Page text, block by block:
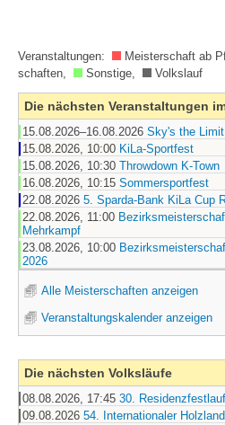
Veranstaltungen: Meisterschaft ab
schaften,
Sonstige, Volkslauf
Die nächsten Veranstaltungen
15.08.2026–16.08.2026 Sky's the
15.08.2026, 10:00 KiLa-Sportfest
15.08.2026, 10:30 Throwdown K-Town
16.08.2026, 10:15 Sommersportfest
22.08.2026 5. Sparda-Bank KiLa Cup
22.08.2026, 11:00
Mehrkampf
23.08.2026, 10:00
2026
Navigation
Alle Meisterschaften anzeigen
Veranstaltungskalender anzeigen
Die nächsten Volksläufe
08.08.2026, 17:45 30.
09.08.2026 54. Internationaler